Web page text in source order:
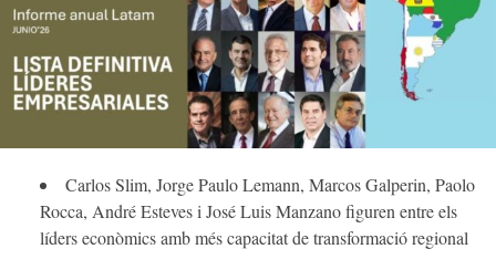
Carlos Slim, Jorge Paulo Lemann, Marcos Galperin, Paolo
Rocca, André Esteves i José Luis Manzano figuren entre els
líders econòmics amb més capacitat de transformació regional